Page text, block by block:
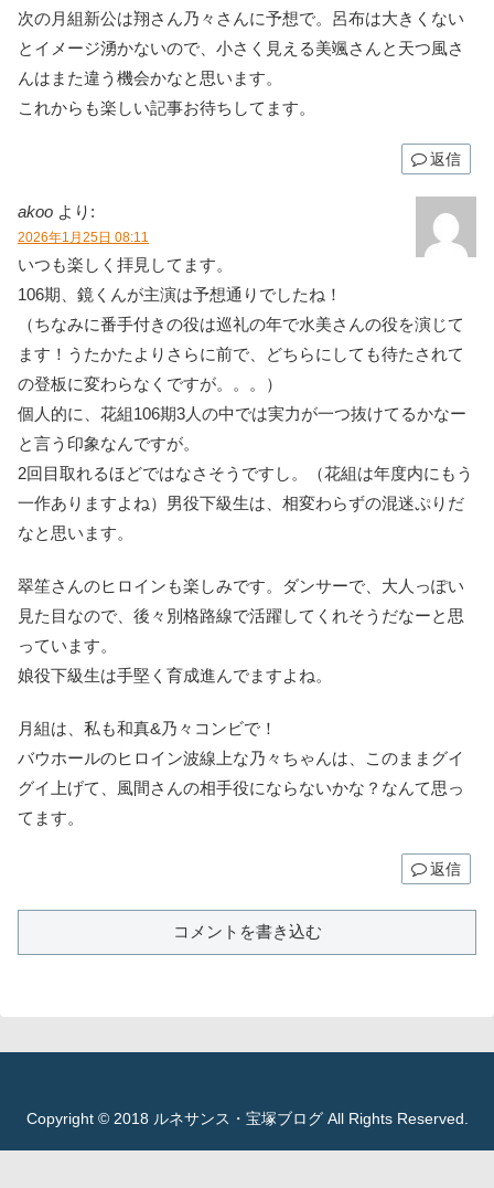
次の月組新公は翔さん乃々さんに予想で。呂布は大きくない
とイメージ湧かないので、小さく見える美颯さんと天つ風さ
んはまた違う機会かなと思います。
これからも楽しい記事お待ちしてます。
返信
akoo より:
2026年1月25日 08:11
いつも楽しく拝見してます。
106期、鏡くんが主演は予想通りでしたね！
（ちなみに番手付きの役は巡礼の年で水美さんの役を演じて
ます！うたかたよりさらに前で、どちらにしても待たされて
の登板に変わらなくですが。。。）
個人的に、花組106期3人の中では実力が一つ抜けてるかなー
と言う印象なんですが。
2回目取れるほどではなさそうですし。（花組は年度内にもう
一作ありますよね）男役下級生は、相変わらずの混迷ぷりだ
なと思います。
翠笙さんのヒロインも楽しみです。ダンサーで、大人っぽい
見た目なので、後々別格路線で活躍してくれそうだなーと思
っています。
娘役下級生は手堅く育成進んでますよね。
月組は、私も和真&乃々コンビで！
バウホールのヒロイン波線上な乃々ちゃんは、このままグイ
グイ上げて、風間さんの相手役にならないかな？なんて思っ
てます。
返信
コメントを書き込む
Copyright © 2018 ルネサンス・宝塚ブログ All Rights Reserved.